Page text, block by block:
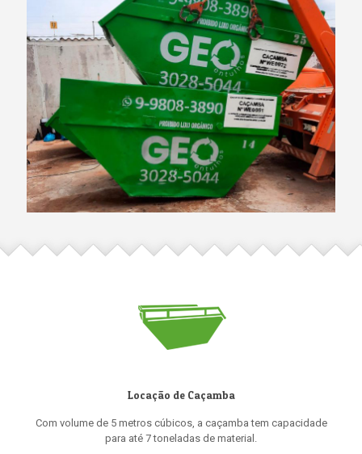
Locação de Caçamba
Com volume de 5 metros cúbicos, a caçamba tem capacidade
para até 7 toneladas de material.